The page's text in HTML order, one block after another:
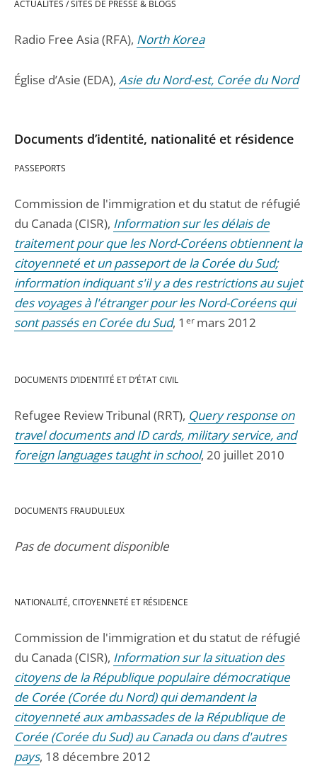
ACTUALITÉS / SITES DE PRESSE & BLOGS
Radio Free Asia (RFA), North Korea
Église d’Asie (EDA), Asie du Nord-est, Corée du Nord
Documents d’identité, nationalité et résidence
PASSEPORTS
Commission de l'immigration et du statut de réfugié
du Canada (CISR), Information sur les délais de
traitement pour que les Nord-Coréens obtiennent la
citoyenneté et un passeport de la Corée du Sud;
information indiquant s'il y a des restrictions au sujet
des voyages à l'étranger pour les Nord-Coréens qui
sont passés en Corée du Sud, 1 ermars 2012
DOCUMENTS D’IDENTITÉ ET D’ÉTAT CIVIL
Refugee Review Tribunal (RRT), Query response on
travel documents and ID cards, military service, and
foreign languages taught in school, 20 juillet 2010
DOCUMENTS FRAUDULEUX
Pas de document disponible
NATIONALITÉ, CITOYENNETÉ ET RÉSIDENCE
Commission de l'immigration et du statut de réfugié
du Canada (CISR), Information sur la situation des
citoyens de la République populaire démocratique
de Corée (Corée du Nord) qui demandent la
citoyenneté aux ambassades de la République de
Corée (Corée du Sud) au Canada ou dans d'autres
pays, 18 décembre 2012